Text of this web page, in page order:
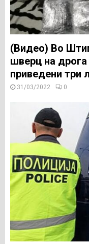
(Видео) Во
шверц на дрога
приведени три
31/03/2022 0